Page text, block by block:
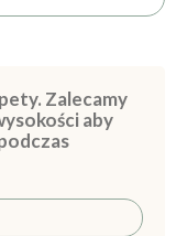
Zalecamy
aby